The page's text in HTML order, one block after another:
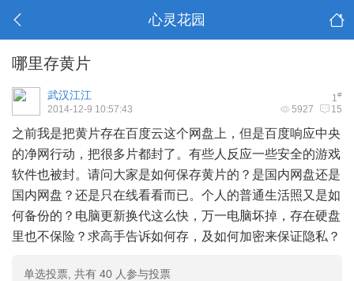
心灵花园
哪里存黄片
1#
武汉江江
5927 15
2014-12-9 10:57:43
之前我是把黄片存在百度云这个网盘上，但是百度响应中央
的净网行动，把很多片都封了。有些人反应一些安全的游戏
软件也被封。请问大家是如何保存黄片的？是国内网盘还是
国内网盘？还是只在线看看而已。个人的普通生活照又是如
何备份的？电脑更新换代这么快，万一电脑坏掉，存在硬盘
里也不保险？求高手告诉如何存，及如何加密来保证隐私？
单选投票, 共有 40 人参与投票